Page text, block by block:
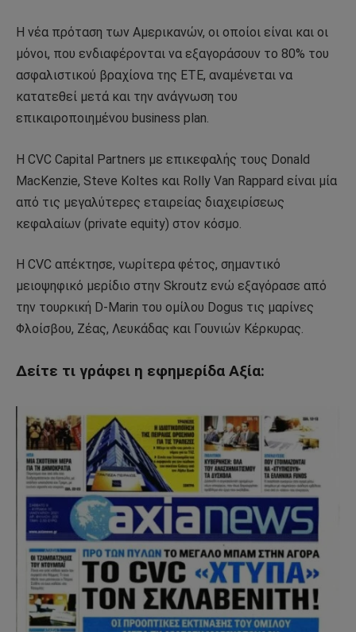
Η νέα πρόταση των Αμερικανών, οι οποίοι είναι και οι
μόνοι, που ενδιαφέρονται να εξαγοράσουν το 80% του
ασφαλιστικού βραχίονα της ΕΤΕ, αναμένεται να
κατατεθεί μετά και την ανάγνωση του
επικαιροποιημένου business plan.
Η CVC Capital Partners με επικεφαλής τους Donald
MacKenzie, Steve Koltes και Rolly Van Rappard είναι μία
από τις μεγαλύτερες εταιρείας διαχειρίσεως
κεφαλαίων (private equity) στον κόσμο.
Η CVC απέκτησε, νωρίτερα φέτος, σημαντικό
μειοψηφικό μερίδιο στην Skroutz ενώ εξαγόρασε από
την τουρκική D-Marin του ομίλου Dogus τις μαρίνες
Φλοίσβου, Ζέας, Λευκάδας και Γουνιών Κέρκυρας.
Δείτε τι γράφει η εφημερίδα Αξία: